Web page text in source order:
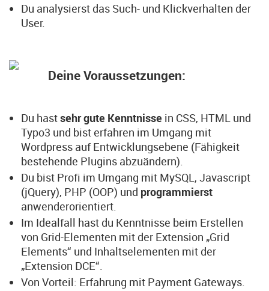
Du analysierst das Such- und Klickverhalten der
User.
Deine Voraussetzungen:
Du hastsehr gute Kenntnisse in CSS, HTML und
Typo3 und bist erfahren im Umgang mit
Wordpress auf Entwicklungsebene (Fähigkeit
bestehende Plugins abzuändern).
Du bist Profi im Umgang mit MySQL, Javascript
(jQuery), PHP (OOP) und programmierst
anwenderorientiert.
Im Idealfall hast du Kenntnisse beim Erstellen
von Grid-Elementen mit der Extension „Grid
Elements“ und Inhaltselementen mit der
„Extension DCE“.
Von Vorteil: Erfahrung mit Payment Gateways.